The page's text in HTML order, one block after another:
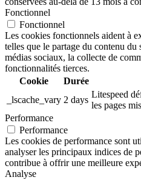
Fonctionnel
Fonctionnel
Les cookies fonctionnels aident à
telles que le partage du contenu du
médias sociaux, la collecte de
fonctionnalités tierces.
Cookie
Durée
_lscache_vary 2 days
Litespeed
les pages
Performance
Performance
Les cookies de performance sont
analyser les principaux indices de
contribue à offrir une meilleure
Analyse